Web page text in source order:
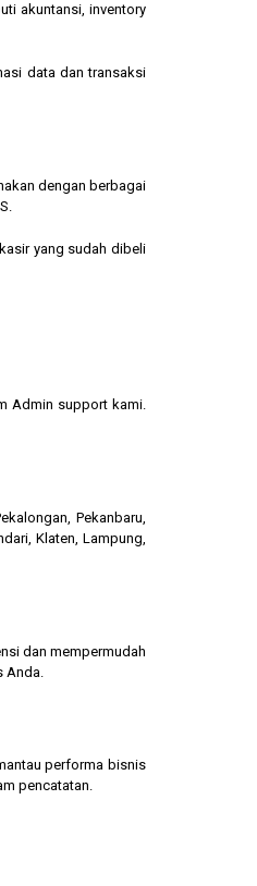
akuntansi, inventory
data dan transaksi
dengan berbagai
yang sudah dibeli
Admin support kami.
Pekanbaru,
Klaten, Lampung,
dan mempermudah
Anda.
performa bisnis
pencatatan.